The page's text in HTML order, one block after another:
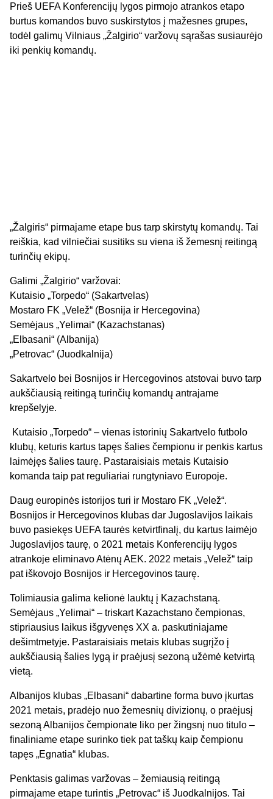
Prieš UEFA Konferencijų lygos pirmojo atrankos etapo
burtus komandos buvo suskirstytos į mažesnes grupes,
todėl galimų Vilniaus „Žalgirio“ varžovų sąrašas susiaurėjo
iki penkių komandų.
„Žalgiris“ pirmajame etape bus tarp skirstytų komandų. Tai
reiškia, kad vilniečiai susitiks su viena iš žemesnį reitingą
turinčių ekipų.
Galimi „Žalgirio“ varžovai:
Kutaisio „Torpedo“ (Sakartvelas)
Mostaro FK „Velež“ (Bosnija ir Hercegovina)
Semėjaus „Yelimai“ (Kazachstanas)
„Elbasani“ (Albanija)
„Petrovac“ (Juodkalnija)
Sakartvelo bei Bosnijos ir Hercegovinos atstovai buvo tarp
aukščiausią reitingą turinčių komandų antrajame
krepšelyje.
Kutaisio „Torpedo“ – vienas istorinių Sakartvelo futbolo
klubų, keturis kartus tapęs šalies čempionu ir penkis kartus
laimėjęs šalies taurę. Pastaraisiais metais Kutaisio
komanda taip pat reguliariai rungtyniavo Europoje.
Daug europinės istorijos turi ir Mostaro FK „Velež“.
Bosnijos ir Hercegovinos klubas dar Jugoslavijos laikais
buvo pasiekęs UEFA taurės ketvirtfinalį, du kartus laimėjo
Jugoslavijos taurę, o 2021 metais Konferencijų lygos
atrankoje eliminavo Atėnų AEK. 2022 metais „Velež“ taip
pat iškovojo Bosnijos ir Hercegovinos taurę.
Tolimiausia galima kelionė lauktų į Kazachstaną.
Semėjaus „Yelimai“ – triskart Kazachstano čempionas,
stipriausius laikus išgyvenęs XX a. paskutiniajame
dešimtmetyje. Pastaraisiais metais klubas sugrįžo į
aukščiausią šalies lygą ir praėjusį sezoną užėmė ketvirtą
vietą.
Albanijos klubas „Elbasani“ dabartine forma buvo įkurtas
2021 metais, pradėjo nuo žemesnių divizionų, o praėjusį
sezoną Albanijos čempionate liko per žingsnį nuo titulo –
finaliniame etape surinko tiek pat taškų kaip čempionu
tapęs „Egnatia“ klubas.
Penktasis galimas varžovas – žemiausią reitingą
pirmajame etape turintis „Petrovac“ iš Juodkalnijos. Tai